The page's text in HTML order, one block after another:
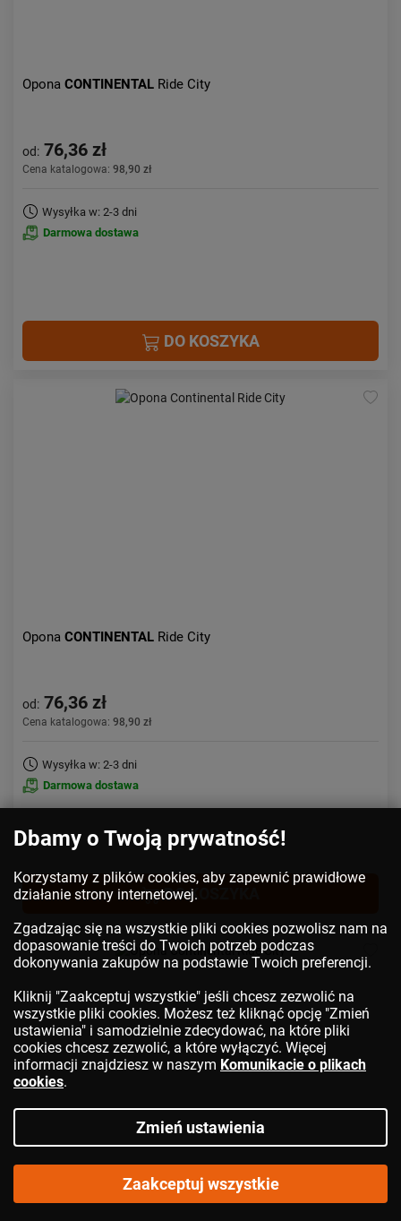
Opona CONTINENTAL Ride City
od: 76,36 zł
Cena katalogowa: 98,90 zł
Wysyłka w: 2-3 dni
Darmowa dostawa
DO KOSZYKA
Opona CONTINENTAL Ride City
od: 76,36 zł
Cena katalogowa: 98,90 zł
Wysyłka w: 2-3 dni
Darmowa dostawa
DO KOSZYKA
CONTINENTALRide City
Dbamy o Twoją prywatność!
Korzystamy z plików cookies, aby zapewnić prawidłowe
działanie strony internetowej.
Zgadzając się na wszystkie pliki cookies pozwolisz nam na
dopasowanie treści do Twoich potrzeb podczas
dokonywania zakupów na podstawie Twoich preferencji.
Kliknij "Zaakceptuj wszystkie" jeśli chcesz zezwolić na
wszystkie pliki cookies. Możesz też kliknąć opcję "Zmień
ustawienia" i samodzielnie zdecydować, na które pliki
cookies chcesz zezwolić, a które wyłączyć. Więcej
informacji znajdziesz w naszym Komunikacie o plikach
cookies.
Zmień ustawienia
Zaakceptuj wszystkie